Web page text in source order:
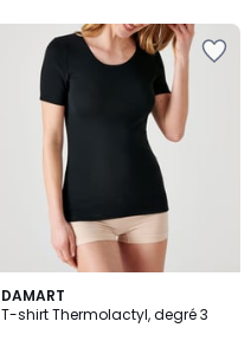
DAMART
T-shirt Thermolactyl, degré 3
4,6
/ 5